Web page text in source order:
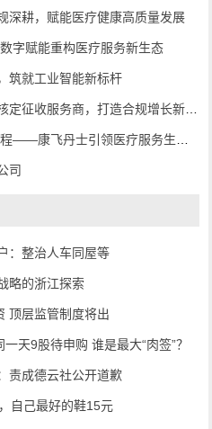
深耕，赋能医疗健康高质量发展
字赋能重构医疗服务新生态
筑就工业智能新标杆
征收服务商，打造合规增长新范式
康飞丹士引领医疗服务生态升级
司
：整治人车同屋等
略的浙江探索
顶层监管制度将出
天9股待申购 谁是最大“肉签”？
责成德云社公开道歉
自己最好的鞋15元